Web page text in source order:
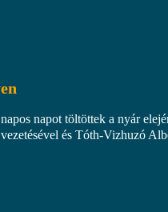
napot töltöttek a nyár
és Tóth-Vizhuzó